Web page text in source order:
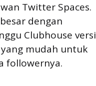
Twitter Spaces.
dengan
Clubhouse versi
mudah untuk
followernya.